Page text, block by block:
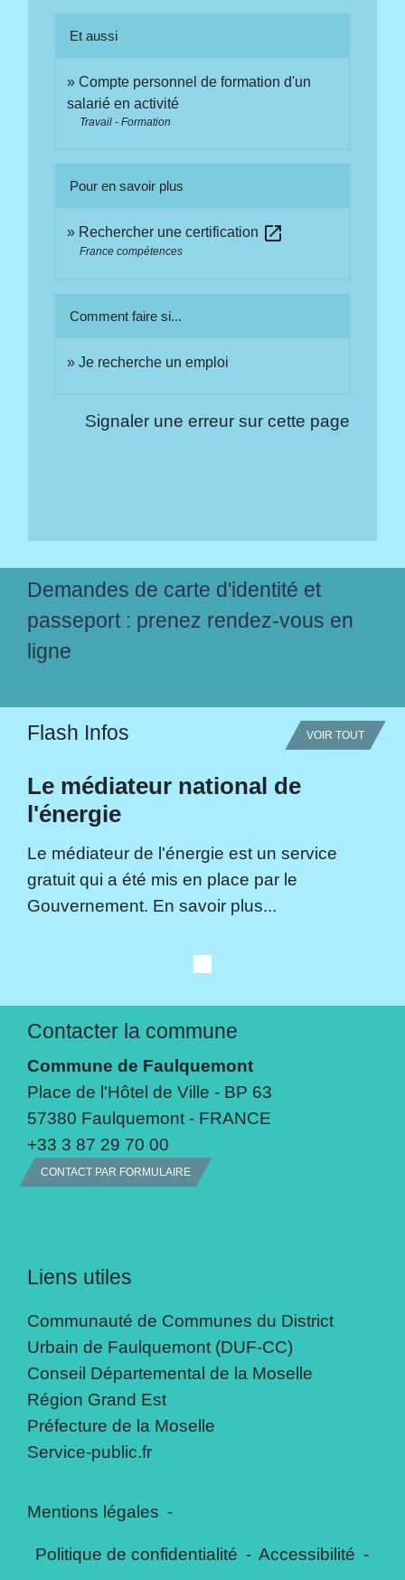
Et aussi
Compte personnel de formation d'un
salarié en activité
Travail - Formation
Pour en savoir plus
Rechercher une certification open_in_new
France compétences
Comment faire si...
Je recherche un emploi
Signaler une erreur sur cette page
Demandes de carte d'identité et
passeport : prenez rendez-vous en
ligne
Flash Infos VOIR TOUT
Le médiateur national de
l'énergie
Le médiateur de l'énergie est un service
gratuit qui a été mis en place par le
Gouvernement. En savoir plus...
Contacter la commune
Commune de Faulquemont
Place de l'Hôtel de Ville - BP 63
57380 Faulquemont - FRANCE
+33 3 87 29 70 00
CONTACT PAR FORMULAIRE
Liens utiles
Communauté de Communes du District
Urbain de Faulquemont (DUF-CC)
Conseil Départemental de la Moselle
Région Grand Est
Préfecture de la Moselle
Service-public.fr
Mentions légales -
Politique de confidentialité - Accessibilité -